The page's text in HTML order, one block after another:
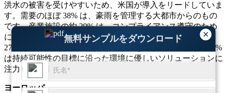
×
無料サンプルをダウンロード
洪水の被害を受けやすいため、米国が導入をリードしていま
す。需要のほぼ 38% は、豪雨を管理する大都市からのもの
です。産業施設の約 29% は、コンプライアンス遵守のため
に清掃サービスに依存しています。カナダの自治体の約
27% はメンテナンスに一貫した予算を割り当てており、25%
は持続可能性の目標に沿った環境に優しいソリューションに
注力しています。
ヨーロッパ